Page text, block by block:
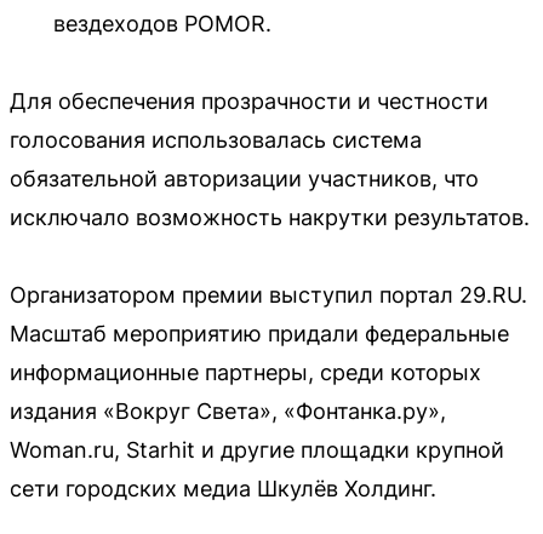
вездеходов POMOR.
Для обеспечения прозрачности и честности
голосования использовалась система
обязательной авторизации участников, что
исключало возможность накрутки результатов.
Организатором премии выступил портал 29.RU.
Масштаб мероприятию придали федеральные
информационные партнеры, среди которых
издания «Вокруг Света», «Фонтанка.ру»,
Woman.ru, Starhit и другие площадки крупной
сети городских медиа Шкулёв Холдинг.